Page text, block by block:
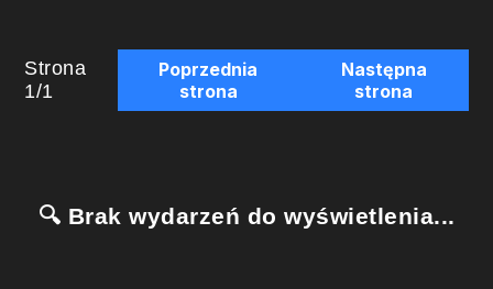
Strona
1/1
Poprzednia
strona
Następna
strona
🔍 Brak wydarzeń do wyświetlenia...